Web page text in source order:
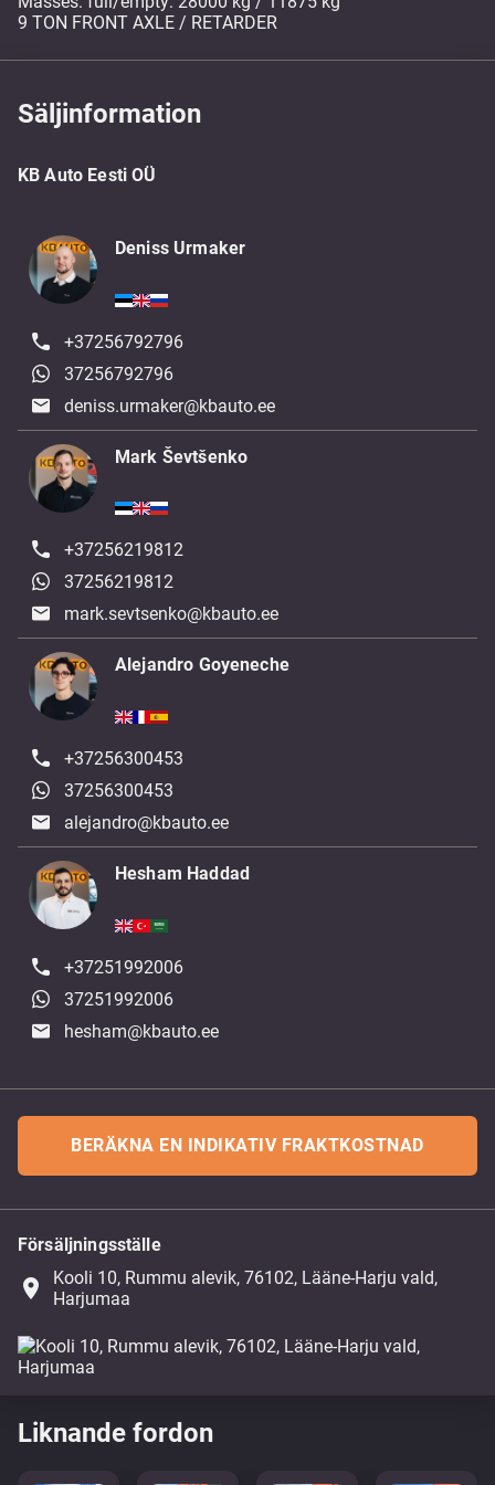
9 TON FRONT AXLE / RETARDER
Säljinformation
KB Auto Eesti OÜ
Deniss Urmaker
+37256792796
37256792796
deniss.urmaker@kbauto.ee
Mark Ševtšenko
+37256219812
37256219812
mark.sevtsenko@kbauto.ee
Alejandro Goyeneche
+37256300453
37256300453
alejandro@kbauto.ee
Hesham Haddad
+37251992006
37251992006
hesham@kbauto.ee
BERÄKNA EN INDIKATIV FRAKTKOSTNAD
Försäljningsställe
place
Kooli 10, Rummu alevik, 76102, Lääne-Harju vald,
Harjumaa
Liknande fordon